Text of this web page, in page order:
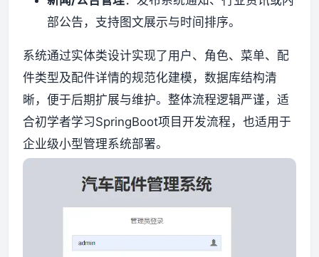
部公告，支持图文展示与时间排序。
系统通过实体类设计实现了用户、角色、菜单、配
件类型及配件详情的规范化建模，数据库结构清
晰，便于后期扩展与维护。整体流程逻辑严谨，适
合初学者学习SpringBoot项目开发流程，也适用于
企业级小型管理系统部署。